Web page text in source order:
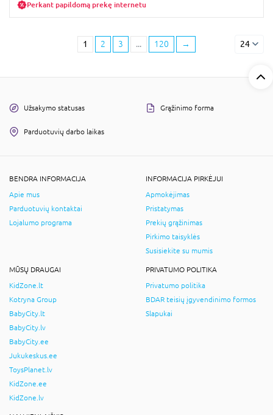
Perkant papildomą prekę internetu
1 2 3 ... 120 → 24
Užsakymo statusas Grąžinimo forma
Parduotuvių darbo laikas
BENDRA INFORMACIJA
Apie mus
Parduotuvių kontaktai
Lojalumo programa
INFORMACIJA PIRKĖJUI
Apmokėjimas
Pristatymas
Prekių grąžinimas
Pirkimo taisyklės
Susisiekite su mumis
MŪSŲ DRAUGAI
KidZone.lt
Kotryna Group
BabyCity.lt
BabyCity.lv
BabyCity.ee
Jukukeskus.ee
ToysPlanet.lv
KidZone.ee
KidZone.lv
PRIVATUMO POLITIKA
Privatumo politika
BDAR teisių įgyvendinimo formos
Slapukai